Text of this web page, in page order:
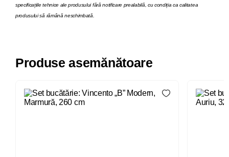
specificațiile tehnice ale produsului fără notificare prealabilă, cu condiția ca calitatea
produsului să rămână neschimbată.
Produse asemănătoare